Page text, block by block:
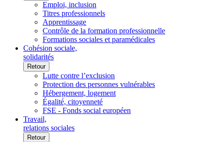
Emploi, inclusion
Titres professionnels
Apprentissage
Contrôle de la formation professionnelle
Formations sociales et paramédicales
Cohésion sociale,
solidarités
Retour
Lutte contre l’exclusion
Protection des personnes vulnérables
Hébergement, logement
Égalité, citoyenneté
FSE - Fonds social européen
Travail,
relations sociales
Retour